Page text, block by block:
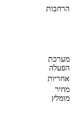
הרחבות
מערכת
הפעלה
אחריות
מחיר
מומלץ